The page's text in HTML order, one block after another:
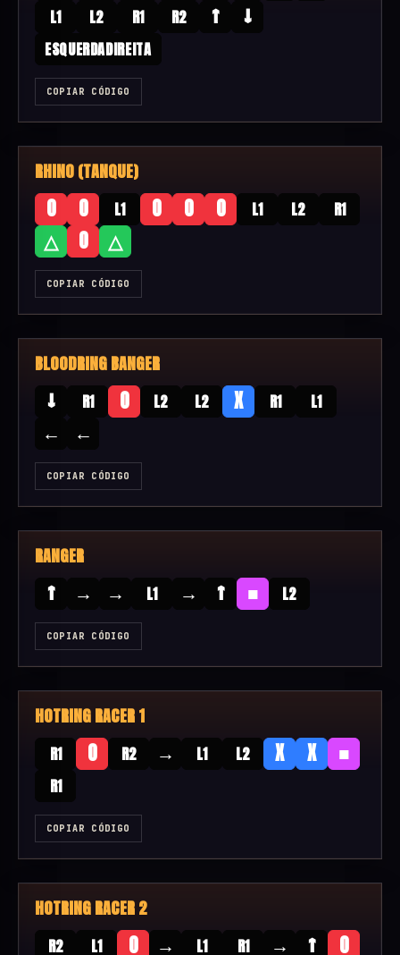
L1 L2 R1 R2 ↑ ↓
ESQUERDADIREITA
COPIAR CÓDIGO
RHINO (TANQUE)
O O L1 O O O L1 L2 R1
△ O △
COPIAR CÓDIGO
BLOODRING BANGER
↓ R1 O L2 L2 X R1 L1
← ←
COPIAR CÓDIGO
RANGER
↑ → → L1 → ↑ ■ L2
COPIAR CÓDIGO
HOTRING RACER 1
R1 O R2 → L1 L2 X X ■
R1
COPIAR CÓDIGO
HOTRING RACER 2
R2 L1 O → L1 R1 → ↑ O